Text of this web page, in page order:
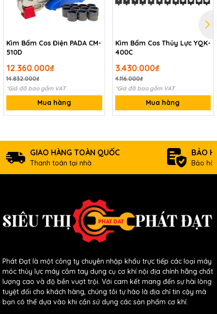
Kìm Bấm Cos Điện PADA CM-
510D
12.360.000₫
14.832.000₫
*Giá đã bao gồm VAT
Mua hàng
Kìm Bấm Cos Thủy Lực YQK-
400C
3.430.000₫
4.116.000₫
*Giá đã bao gồm VAT
Mua hàng
GIAO HÀNG TOÀN QUỐC
Thanh toán tại nhà
BẢO
Bảo
Phát Đạt là một công ty chuyên nhập khẩu trực tiếp các loại máy
móc thủy lực máy cầm tay dụng cụ cơ khí nội địa chính hãng chất
lượng cao và độ bền vượt trội. Với cam kết mang đến sự hài lòng
tuyệt đối cho khách hàng, chúng tôi tự hào là địa chỉ tin cậy mà
bạn có thể dựa vào khi cần sử dụng các sản phẩm cơ khí.